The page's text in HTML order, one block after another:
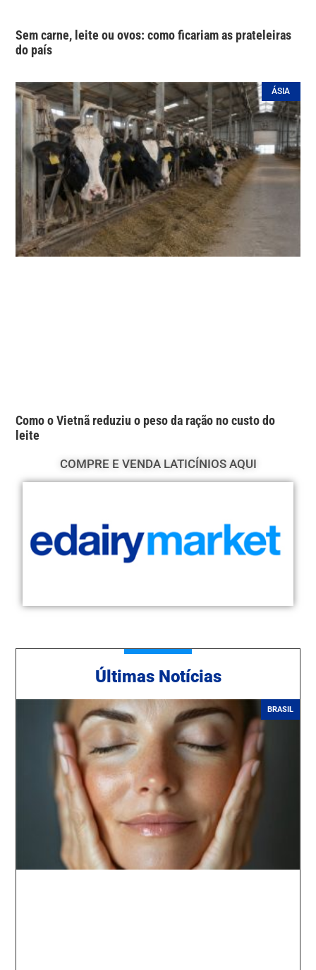
Sem carne, leite ou ovos: como ficariam as prateleiras
do país
ÁSIA
Como o Vietnã reduziu o peso da ração no custo do
leite
COMPRE E VENDA LATICÍNIOS AQUI
Ú ltimas Notícias
BRASIL